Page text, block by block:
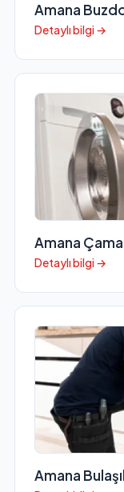
Amana
Detaylı bilgi →
Amana
Detaylı bilgi →
Amana